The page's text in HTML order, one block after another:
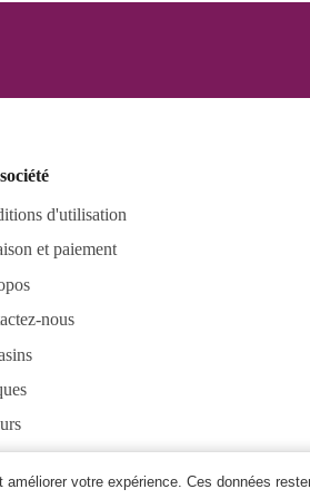
votre expérience. Ces données
d'utilisation
et paiement
nous